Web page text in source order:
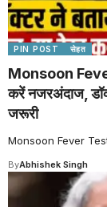
PIN POST सेहत
Monsoon
करें नजरअंदाज,
जरूरी
Monsoon Fever Test
ByAbhishek Singh